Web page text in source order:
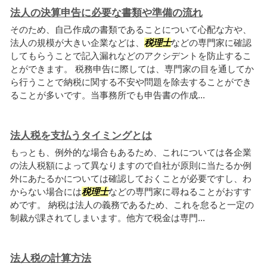
法人の決算申告に必要な書類や準備の流れ
そのため、自己作成の書類であることについて心配な方や、
法人の規模が大きい企業などは、 税理士などの専門家に確認
してもらうことで記入漏れなどのアクシデントを防止するこ
とができます。 税務申告に際しては、専門家の目を通してか
ら行うことで納税に関する不安や問題を除去することができ
ることが多いです。当事務所でも申告書の作成...
法人税を支払うタイミングとは
もっとも、例外的な場合もあるため、これについては各企業
の法人税額によって異なりますので自社が原則に当たるか例
外にあたるかについては確認しておくことが必要ですし、わ
からない場合には税理士などの専門家に尋ねることがおすす
めです。 納税は法人の義務であるため、これを怠ると一定の
制裁が課されてしまいます。他方で税金は専門...
法人税の計算方法